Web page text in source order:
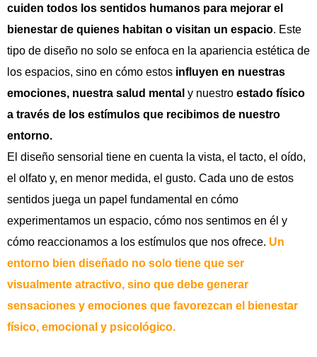
cuiden todos los sentidos humanos para mejorar el
bienestar de quienes habitan o visitan un espacio. Este
tipo de diseño no solo se enfoca en la apariencia estética de
los espacios, sino en cómo estos influyen en nuestras
emociones, nuestra salud mental y nuestro estado físico
a través de los estímulos que recibimos de nuestro
entorno.
El diseño sensorial tiene en cuenta la vista, el tacto, el oído,
el olfato y, en menor medida, el gusto. Cada uno de estos
sentidos juega un papel fundamental en cómo
experimentamos un espacio, cómo nos sentimos en él y
cómo reaccionamos a los estímulos que nos ofrece. Un
entorno bien diseñado no solo tiene que ser
visualmente atractivo, sino que debe generar
sensaciones y emociones que favorezcan el bienestar
físico, emocional y psicológico.